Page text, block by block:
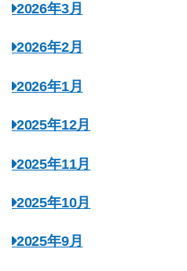
2026年3月
2026年2月
2026年1月
2025年12月
2025年11月
2025年10月
2025年9月